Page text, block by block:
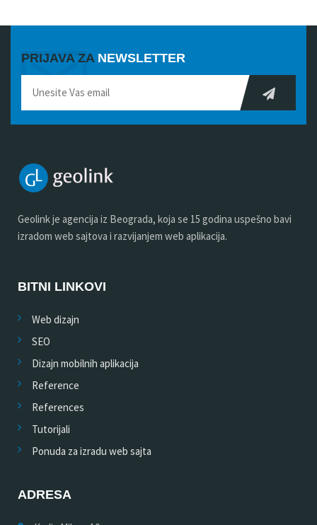
PRIJAVA ZA NEWSLETTER
Geolink je agencija iz Beograda, koja se 15 godina uspešno bavi
izradom web sajtova i razvijanjem web aplikacija.
BITNI LINKOVI
Web dizajn
SEO
Dizajn mobilnih aplikacija
Reference
References
Tutorijali
Ponuda za izradu web sajta
ADRESA